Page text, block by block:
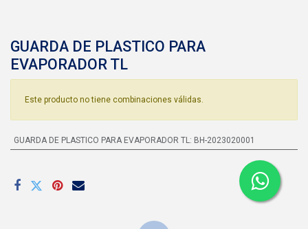
GUARDA DE PLASTICO PARA
EVAPORADOR TL
Este producto no tiene combinaciones válidas.
GUARDA DE PLASTICO PARA EVAPORADOR TL: BH-2023020001